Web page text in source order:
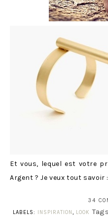
Et vous, lequel est votre
Argent ? Je veux tout savoir
34
LABELS:
INSPIRATION , LOOK